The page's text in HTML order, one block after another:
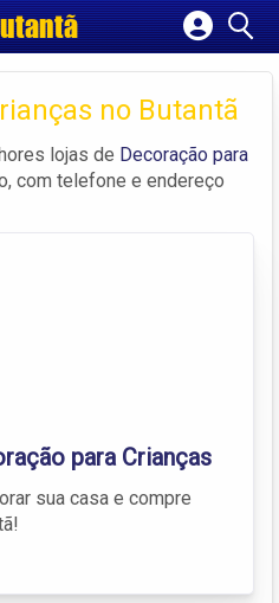
empresa
conta
no Butantã
lojas de Decoração para
com telefone e endereço
para Crianças
sua casa e compre